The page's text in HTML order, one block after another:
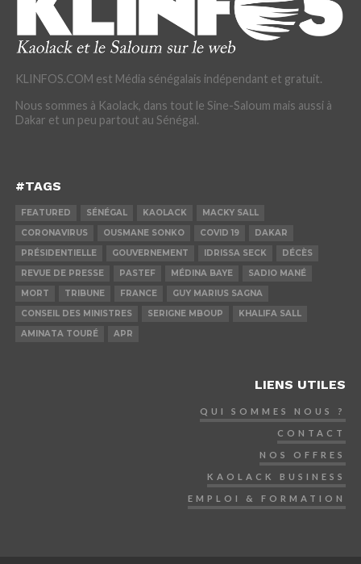
KLINFOS.COM est Média sénégalais indépendant et gratuit.
Nous sommes à Kaolack, dans tout le Sine-Saloum mais aussi à
Dakar et un peu partout au Sénégal.
#TAGS
FEATURED SÉNÉGAL KAOLACK
MACKY SALL
CORONAVIRUS
OUSMANE SONKO COVID 19
DAKAR
PRÉSIDENTIELLE
GOUVERNEMENT IDRISSA SECK
DÉCÈS
REVUE DE PRESSE
PASTEF MÉDINA BAYE
SADIO MANÉ
MORT
TRIBUNE FRANCE
GUY MARIUS SAGNA
CONSEIL DES MINISTRES
SERIGNE MBOUP
KHALIFA SALL
AMINATA TOURÉ
APR
LIENS UTILES
QUI SOMMES NOUS ?
CONTACT
NOS OFFRES
KAOLACK BUSINESS
EMPLOI & FORMATION